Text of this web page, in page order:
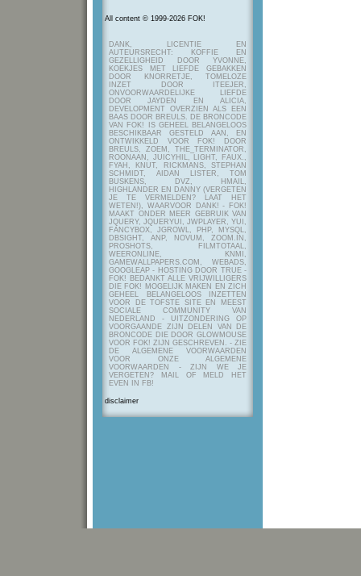
All content © 1999-2026 FOK!
DANK, LICENTIE EN
AUTEURSRECHT: KOFFIE EN
GEZELLIGHEID DOOR YVONNE,
KOEKJES MET LIEFDE GEBAKKEN
DOOR KNORRETJE, TOMELOZE
INZET DOOR ITEEJER,
ONVOORWAARDELIJKE LIEFDE
DOOR JAYDEN EN ALICIA,
DEVELOPMENT OVERZIEN ALS EEN
BAAS DOOR BREULS. DE BRONCODE
VAN FOK! IS GEHEEL BELANGELOOS
BESCHIKBAAR GESTELD AAN, EN
ONTWIKKELD VOOR FOK! DOOR
BREULS, ZOEM, THE_TERMINATOR,
ROONAAN, JUICYHIL, LIGHT, FAUX.,
FYAH, KNUT, RICKMANS, STEPHAN
SCHMIDT, AIDAN LISTER, TOM
BUSKENS, DVZ, HMAIL,
HIGHLANDER EN DANNY (VERGETEN
JE TE VERMELDEN? LAAT HET
WETEN!), WAARVOOR DANK! - FOK!
MAAKT ONDER MEER GEBRUIK VAN
JQUERY, JQUERYUI, JWPLAYER, YUI,
FANCYBOX, JGROWL, PHP, MYSQL,
DBSIGHT, ANP, NOVUM, ZOOM.IN,
PROSHOTS, FILMTOTAAL,
WEERONLINE, KNMI,
GAMEWALLPAPERS.COM, WEBADS,
GOOGLEAP - HOSTING DOOR TRUE -
FOK! BEDANKT ALLE VRIJWILLIGERS
DIE FOK! MOGELIJK MAKEN EN ZICH
GEHEEL BELANGELOOS INZETTEN
VOOR DE TOFSTE SITE EN MEEST
SOCIALE COMMUNITY VAN
NEDERLAND - UITZONDERING OP
VOORGAANDE ZIJN DELEN VAN DE
BRONCODE DIE DOOR GLOWMOUSE
VOOR FOK! ZIJN GESCHREVEN. - ZIE
DE ALGEMENE VOORWAARDEN
VOOR ONZE ALGEMENE
VOORWAARDEN - ZIJN WE JE
VERGETEN? MAIL OF MELD HET
EVEN IN FB!
disclaimer